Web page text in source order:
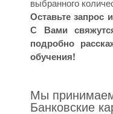
выбранного
Оставьте
С Вами
подробно
обучения!
Мы
Банковские